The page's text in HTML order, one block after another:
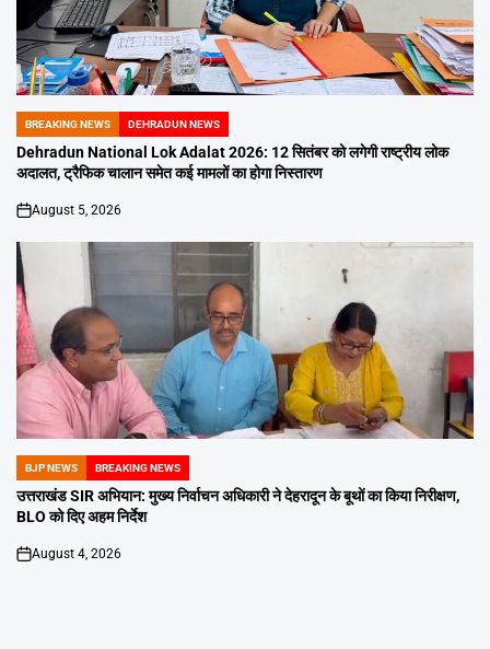
POSTED
IN
BREAKING NEWS DEHRADUN NEWS
Dehradun National Lok Adalat 2026: 12 सितंबर को लगेगी राष्ट्रीय लोक
अदालत, ट्रैफिक चालान समेत कई मामलों का होगा निस्तारण
on
August 5, 2026
POSTED
IN
BJP NEWS BREAKING NEWS
उत्तराखंड SIR अभियान: मुख्य निर्वाचन अधिकारी ने देहरादून के बूथों का किया निरीक्षण,
BLO को दिए अहम निर्देश
on
August 4, 2026